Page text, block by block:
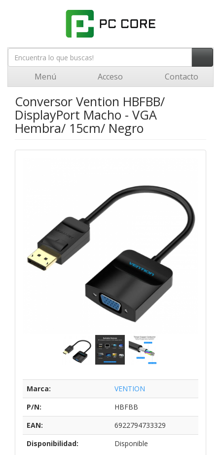
Menú Acceso Contacto
Conversor Vention HBFBB/
DisplayPort Macho - VGA
Hembra/ 15cm/ Negro
Marca:
VENTION
P/N:
HBFBB
EAN:
6922794733329
Disponibilidad:
Disponible